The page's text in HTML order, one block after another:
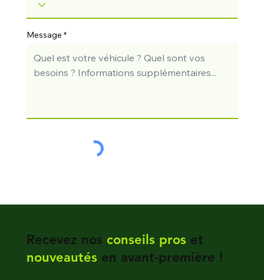
Message
Recevez nos conseils proset
nouveautésen avant-première !